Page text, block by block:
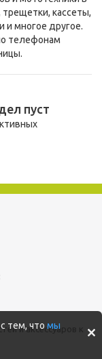
трещетки, кассеты,
и многое другое.
телефонам
пуст
и аксессуаров к
тем, что мы